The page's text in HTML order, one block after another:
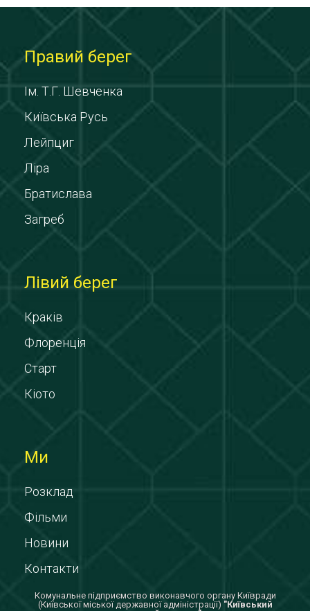
Правий берег
Ім. Т.Г. Шевченка
Київська Русь
Лейпциг
Ліра
Братислава
Загреб
Лівий берег
Краків
Флоренція
Старт
Кіото
Ми
Розклад
Фільми
Новини
Контакти
Комунальне підприємство виконавчого органу Київради
(Київської міської державної адміністрації) "Київський